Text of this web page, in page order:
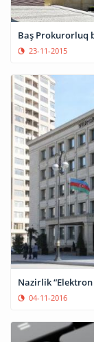
Baş Prokurorluq
23-11-2015
Nazirlik
04-11-2016